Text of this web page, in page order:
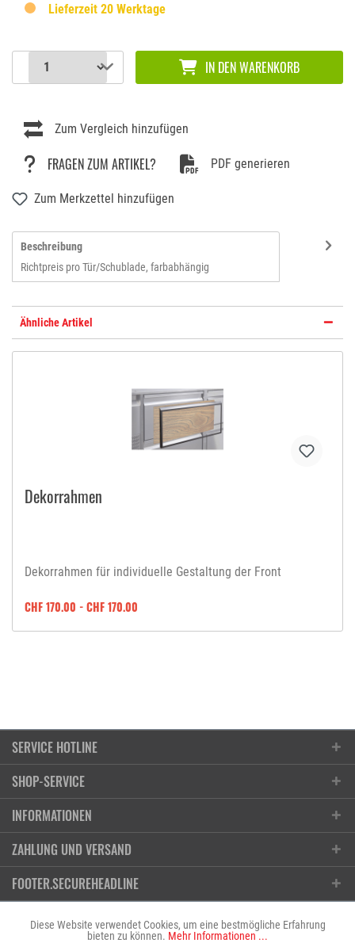
Lieferzeit 20 Werktage
IN DEN WARENKORB
Zum Vergleich hinzufügen
FRAGEN ZUM ARTIKEL? PDF generieren
Zum Merkzettel hinzufügen
Beschreibung
Richtpreis pro Tür/Schublade, farbabhängig
Ähnliche Artikel
Dekorrahmen
Dekorrahmen für individuelle Gestaltung der Front
CHF 170.00 - CHF 170.00
SERVICE HOTLINE
T101 AG | chrombox
Ruessenstrasse 11, 6340 Baar / ZG
info@chrombox.ch
Kundendienst 041 241 11 01
SHOP-SERVICE
Kontakt
Anfrageformular
Reparaturauftrag
Rückgabe
INFORMATIONEN
Öffnungszeiten
Anfahrt
Impressum
AGB
ZAHLUNG UND VERSAND
ZAHLEN SIE MIT
FOOTER.SECUREHEADLINE
SICHERE VERBINDUNG
Diese Website verwendet Cookies, um eine bestmögliche Erfahrung
bieten zu können. Mehr Informationen ...